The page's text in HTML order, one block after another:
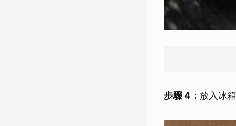
步驟 4： 放入冰